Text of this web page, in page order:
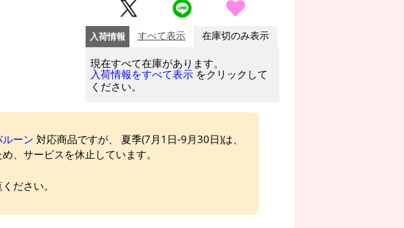
入荷情報 すべて表示 在庫切のみ表示
現在すべて在庫があります。
入荷情報をすべて表示 をクリックして
ください。
ルーン 対応商品ですが、 夏季(7月1日-9月30日)は、
、サービスを休止しています。
ださい。